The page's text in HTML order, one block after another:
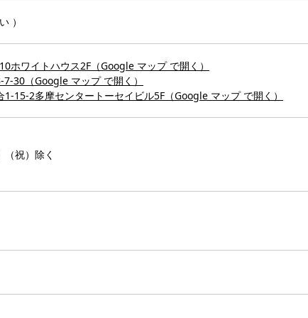
）
ホワイトハウス2F（Google マップ で開く）
30（Google マップ で開く）
15-2多摩センタートーセイビル5F（Google マップ で開く）
祝）除く